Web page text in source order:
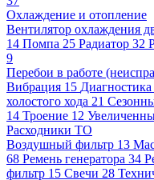
Охлаждение и отопление
Вентилятор охлаждения
14 Помпа 25 Радиатор 32
9
Перебои в работе
Вибрация 15 Диагностика
холостого хода 21
14 Троение 12
Расходники ТО
Воздушный фильтр 13
68 Ремень генератора 34
фильтр 15 Свечи 28